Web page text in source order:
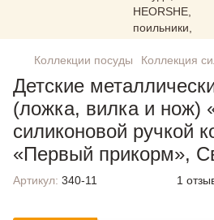
Коллекции посуды Коллекция
Детские
(ложка, вилка и нож)
силиконовой ручкой
«Первый прикорм»,
Артикул: 340-11 1